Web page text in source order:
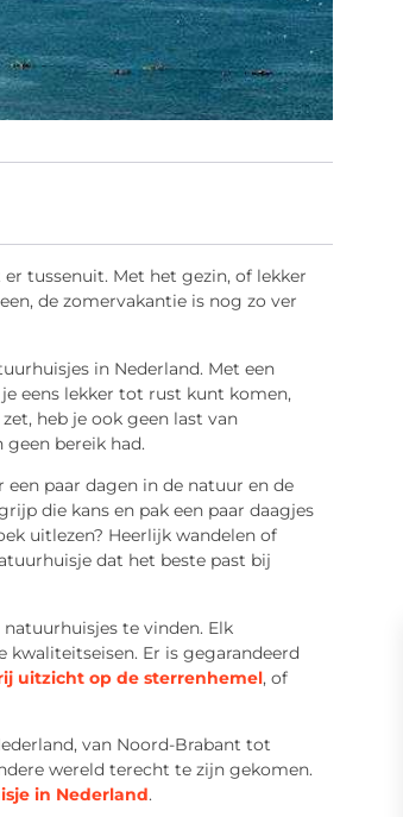
tussenuit. Met het gezin, of lekker
de zomervakantie is nog zo ver
in Nederland. Met een
eens lekker tot rust kunt komen,
heb je ook geen last van
bereik had.
paar dagen in de natuur en de
die kans en pak een paar daagjes
uitlezen? Heerlijk wandelen of
dat het beste past bij
natuurhuisjes te vinden. Elk
Er is gegarandeerd
uitzicht op de sterrenhemel, of
van Noord-Brabant tot
wereld terecht te zijn gekomen.
in Nederland.